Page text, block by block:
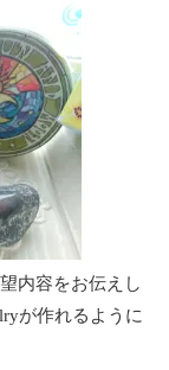
内容をお伝えし
が作れるように